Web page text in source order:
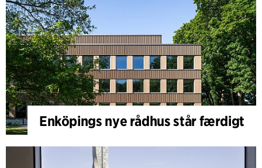
Enköpings nye rådhus står færdigt